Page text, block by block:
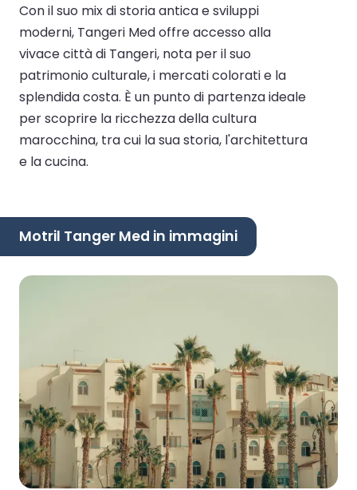
Con il suo mix di storia antica e sviluppi
moderni, Tangeri Med offre accesso alla
vivace città di Tangeri, nota per il suo
patrimonio culturale, i mercati colorati e la
splendida costa. È un punto di partenza ideale
per scoprire la ricchezza della cultura
marocchina, tra cui la sua storia, l'architettura
e la cucina.
Motril Tanger Med in immagini